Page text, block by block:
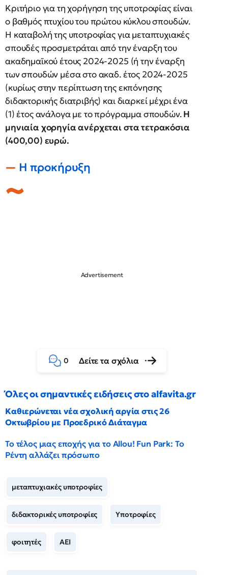
Κριτήριο για τη χορήγηση της υποτροφίας είναι
ο βαθμός πτυχίου του πρώτου κύκλου σπουδών.
Η καταβολή της υποτροφίας για μεταπτυχιακές
σπουδές προσμετράται από την έναρξη του
ακαδημαϊκού έτους 2024-2025 (ή την έναρξη
των σπουδών μέσα στο ακαδ. έτος 2024-2025
(κυρίως στην περίπτωση της εκπόνησης
διδακτορικής διατριβής) και διαρκεί μέχρι ένα
(1) έτος ανάλογα με το πρόγραμμα σπουδών.Η
μηνιαία χορηγία ανέρχεται στα τετρακόσια
(400,00) ευρώ.
Η προκήρυξη
0 Δείτε τα σχόλια
Όλες οι σημαντικές ειδήσεις στο alfavita.gr
Καθιερώνεται νέα σχολική αργία στις 26
Οκτωβρίου με Προεδρικό Διάταγμα
Το τέλος μιας εποχής για το Allou! Fun Park: Το
Ρέντη αλλάζει πρόσωπο
μεταπτυχιακές υποτροφίες
διδακτορικές υποτροφίες Υποτροφίες
φοιτητές ΑΕΙ